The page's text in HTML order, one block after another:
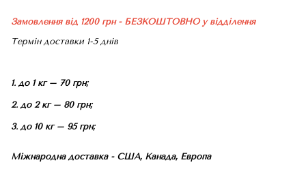
Замовлення від 1200 грн - БЕЗКОШТОВНО у відділення
Термін доставки 1-5 днів
1. до 1 кг – 70 грн;
2. до 2 кг – 80 грн;
3. до 10 кг – 95 грн;
Міжнародна доставка - США, Канада, Европа